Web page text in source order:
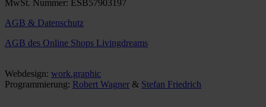
MwSt. Nummer: ESB57903197
AGB & Datenschutz
AGB des Online Shops Livingdreams
Webdesign: work.graphic
Programmierung: Robert Wagner & Stefan Friedrich